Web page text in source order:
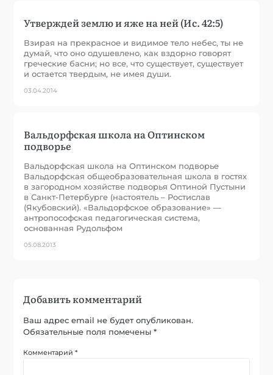
Утверждей землю и яже на ней (Ис. 42:5)
Взирая на прекрасное и видимое тело небес, ты не
думай, что оно одушевлено, как вздорно говорят
греческие басни; но все, что существует, существует
и остается твердым, не имея души.
03.04.2014
Вальдорфская школа на Оптинском
подворье
Вальдорфская школа на Оптинском подворье
Вальдорфская общеобразовательная школа в гостях
в загородном хозяйстве подворья Оптиной Пустыни
в Санкт-Петербурге (настоятель – Ростислав
(Якубовский). «Вальдорфское образование» —
антропософская педагогическая система,
основанная Рудольфом
05.08.2013
Добавить комментарий
Ваш адрес email не будет опубликован.
Обязательные поля помечены*
Комментарий*